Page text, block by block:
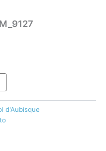
d'Aubisque